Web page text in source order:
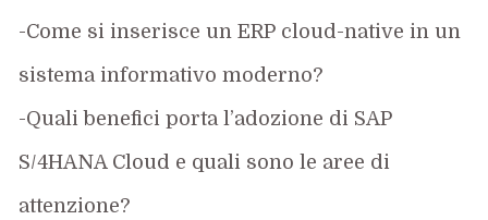
-Come si inserisce un ERP cloud-native in un
sistema informativo moderno?
-Quali benefici porta l’adozione di SAP
S/4HANA Cloud e quali sono le aree di
attenzione?